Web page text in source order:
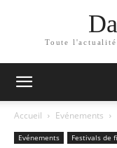
Toute l'actualité
Accueil Evénements
Evénements Festivals de